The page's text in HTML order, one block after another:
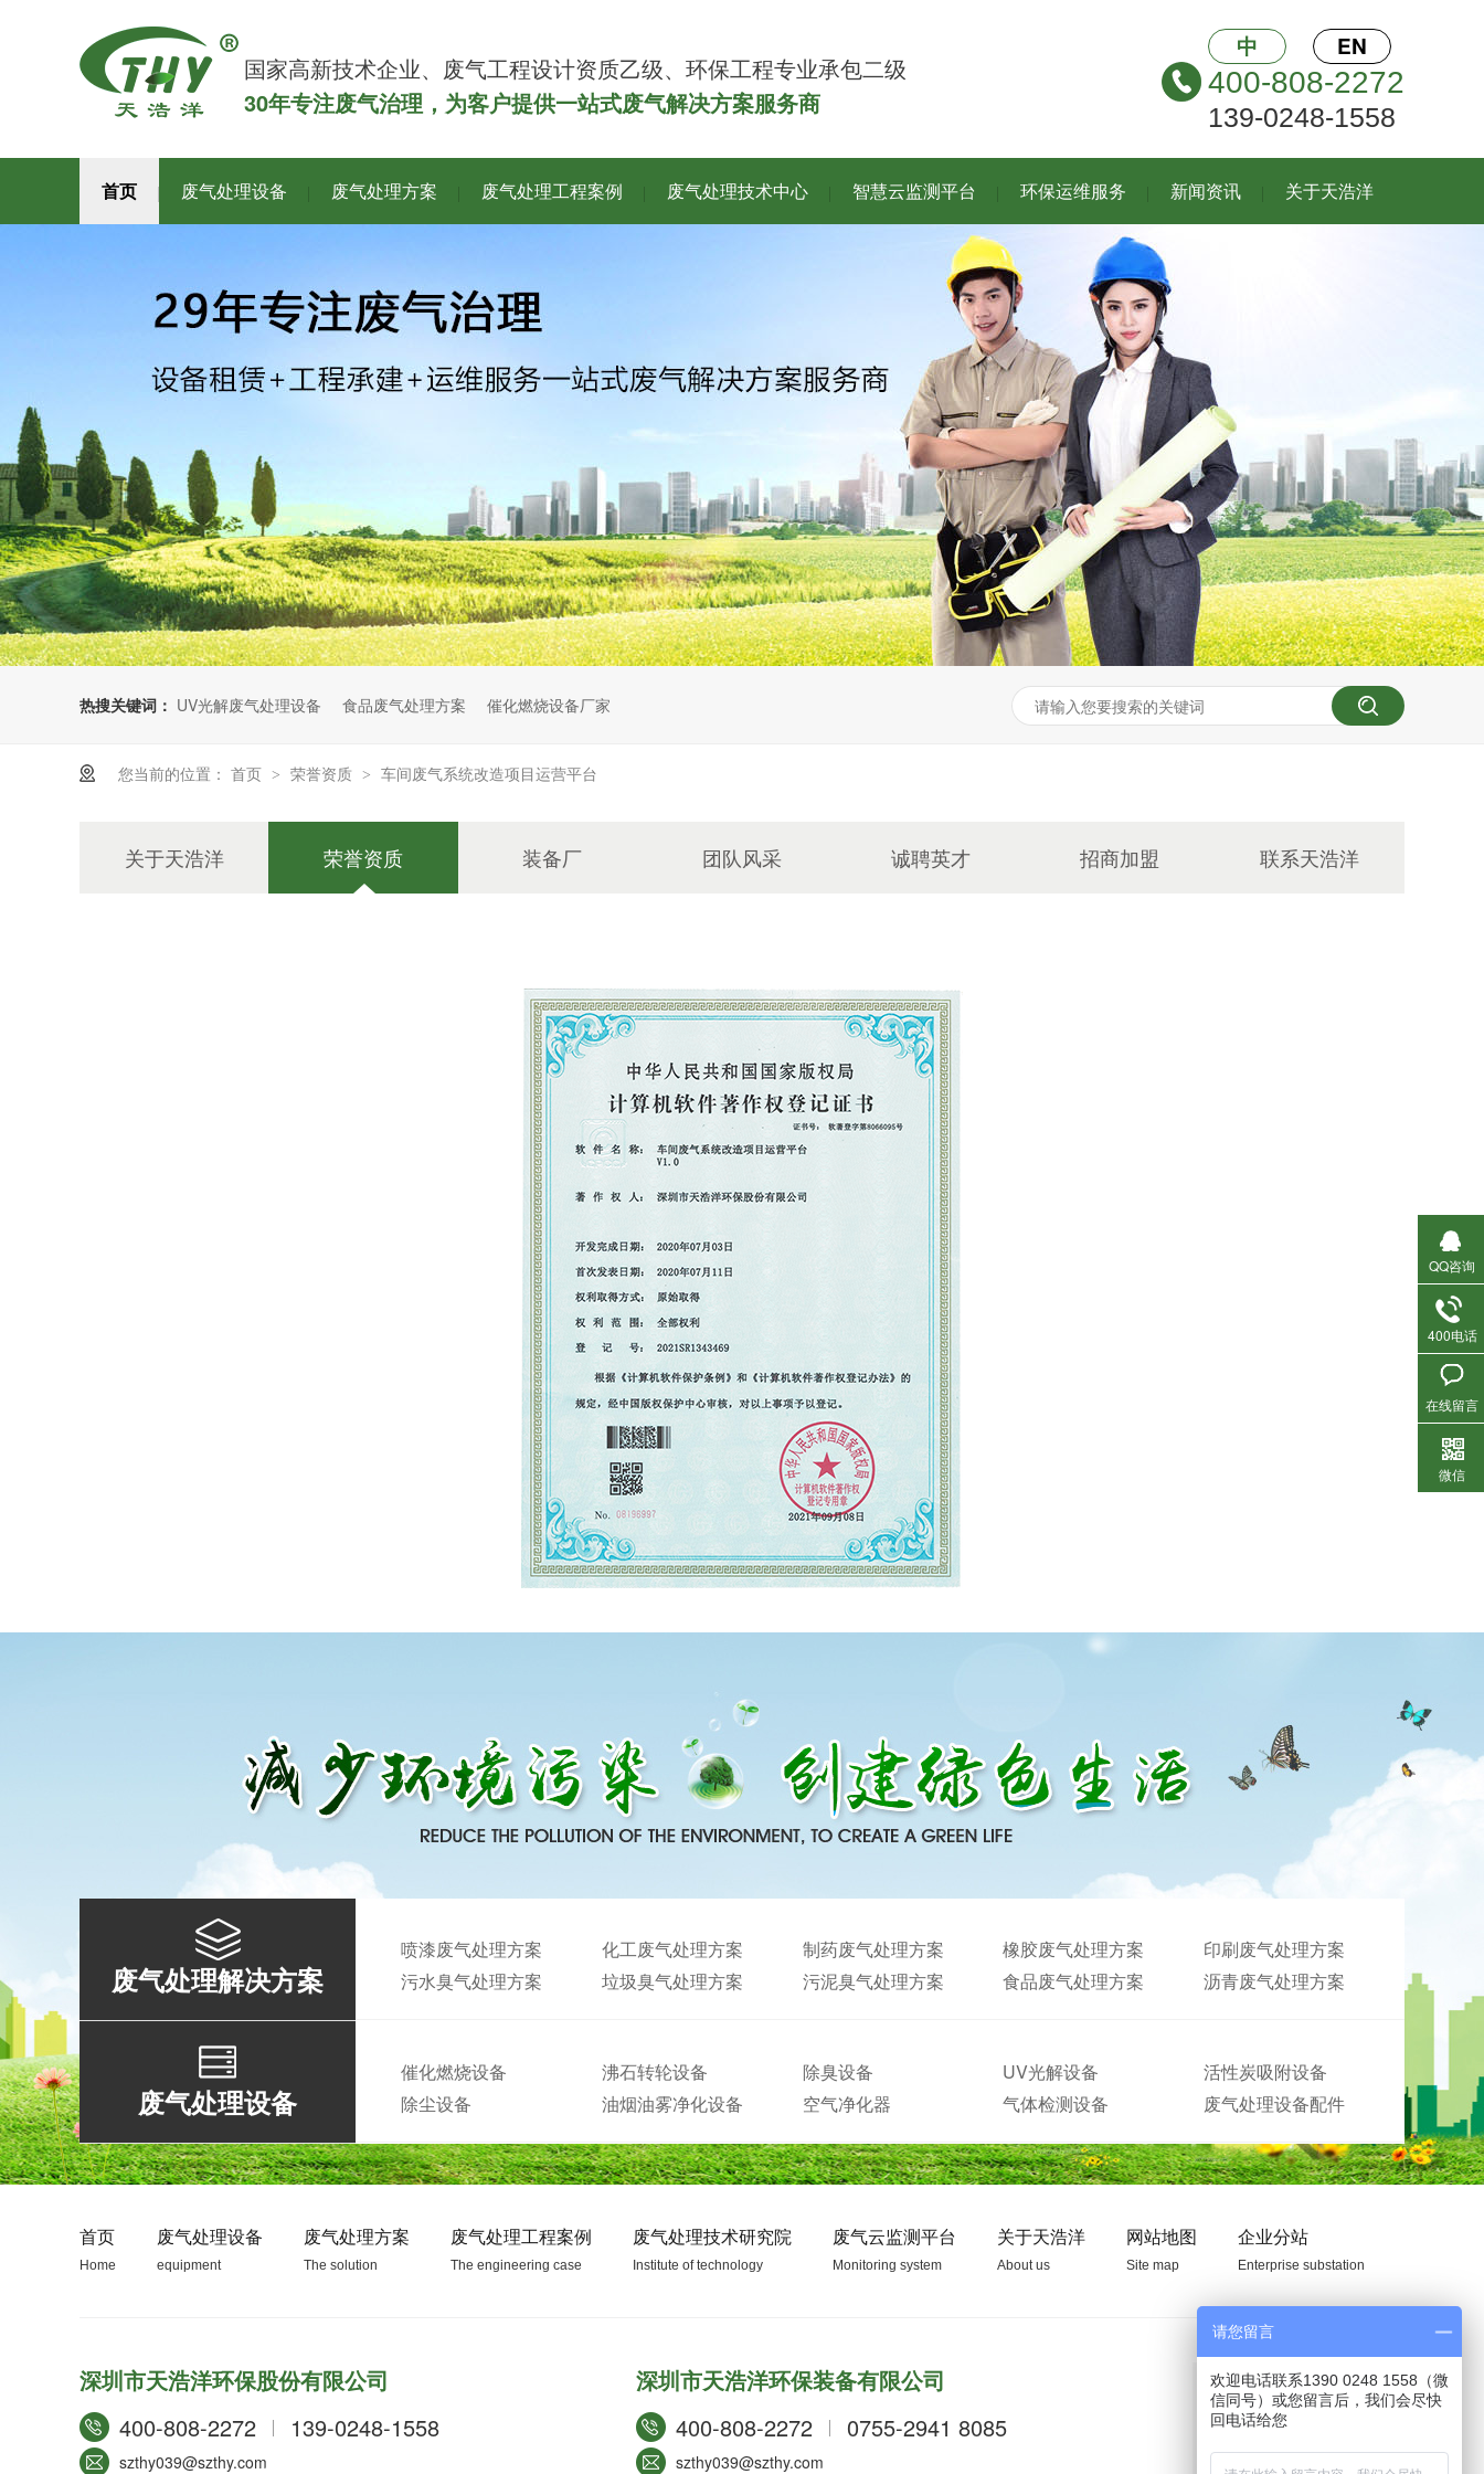
国家高新技术企业、废气工程设计资质乙级、环保工程专业承包二级
30年专注废气治理，为客户提供一站式废气解决方案服务商
中 EN
400-808-2272
139-0248-1558
首页 废气处理设备 废气处理方案 废气处理工程案例 废气处理技术中心 智慧云监测平台 环保运维服务 新闻资讯 关于天浩洋
热搜关键词： UV光解废气处理设备 食品废气处理方案 催化燃烧设备厂家
您当前的位置： 首页 > 荣誉资质 > 车间废气系统改造项目运营平台
关于天浩洋 荣誉资质 装备厂 团队风采 诚聘英才 招商加盟 联系天浩洋
废气处理解决方案
喷漆废气处理方案 化工废气处理方案 制药废气处理方案 橡胶废气处理方案
印刷废气处理方案
污水臭气处理方案
垃圾臭气处理方案 污泥臭气处理方案 食品废气处理方案 沥青废气处理方案
废气处理设备
催化燃烧设备 沸石转轮设备 除臭设备 UV光解设备
活性炭吸附设备
除尘设备
油烟油雾净化设备 空气净化器 气体检测设备 废气处理设备配件
首页
Home
废气处理设备
equipment
废气处理方案
The solution
废气处理工程案例
The engineering case
废气处理技术研究院
Institute of technology
废气云监测平台
Monitoring system
关于天浩洋
About us
网站地图
Site map
企业分站
Enterprise substation
深圳市天浩洋环保股份有限公司
400-808-2272
139-0248-1558
szthy039@szthy.com
深圳市天浩洋环保装备有限公司
400-808-2272
0755-2941 8085
szthy039@szthy.com
QQ咨询
400电话
在线留言
微信
请您留言
欢迎电话联系1390 0248 1558（微
信同号）或您留言后，我们会尽快